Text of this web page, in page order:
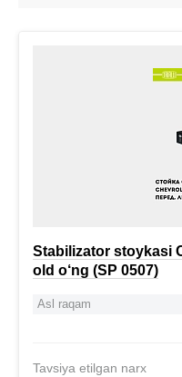
Stabilizator stoykasi
old o‘ng (SP 0507)
Asl raqam
Tavsiya etilgan narx